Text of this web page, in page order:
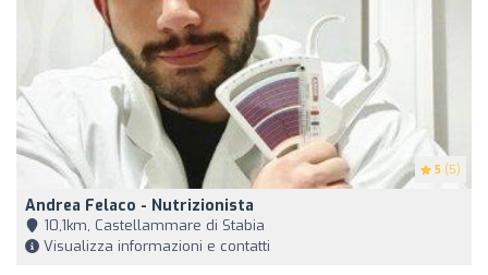
5 (5)
Andrea Felaco - Nutrizionista
10,1km, Castellammare di Stabia
Visualizza informazioni e contatti